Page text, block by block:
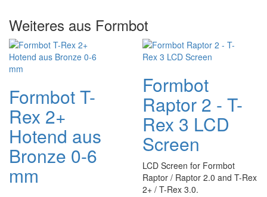
Weiteres aus Formbot
Formbot T-
Rex 2+
Hotend aus
Bronze 0-6
mm
Formbot
Raptor 2 - T-
Rex 3 LCD
Screen
LCD Screen for Formbot
Raptor / Raptor 2.0 and T-Rex
2+ / T-Rex 3.0.